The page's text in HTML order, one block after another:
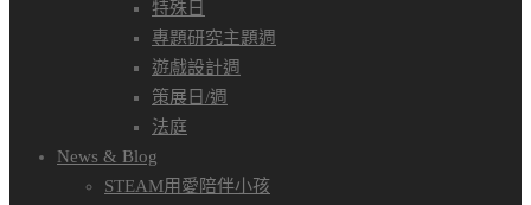
特殊日
專題研究主題週
遊戲設計週
策展日/週
法庭
News & Blog
STEAM用愛陪伴小孩